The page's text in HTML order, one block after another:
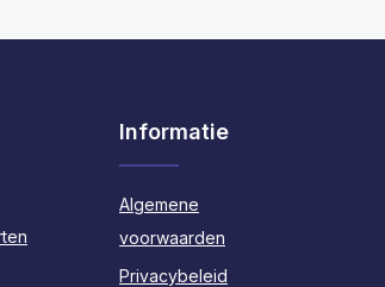
Informatie
Algemene
voorwaarden
Privacybeleid